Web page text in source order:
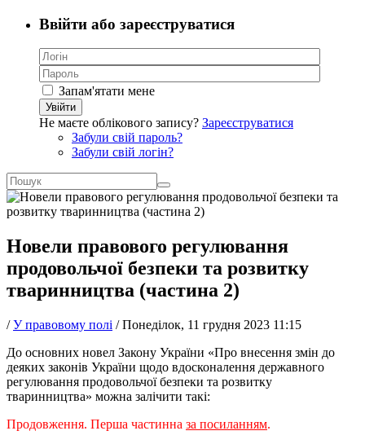
Ввійти або зареєструватися
Запам'ятати мене
Увійти
Не маєте облікового запису? Зареєструватися
Забули свій пароль?
Забули свій логін?
Новели правового регулювання
продовольчої безпеки та розвитку
тваринництва (частина 2)
/ У правовому полі /Понеділок, 11 грудня 2023 11:15
До основних новел Закону України «Про внесення змін до
деяких законів України щодо вдосконалення державного
регулювання продовольчої безпеки та розвитку
тваринництва» можна залічити такі:
Продовження. Перша частинна за посиланням.